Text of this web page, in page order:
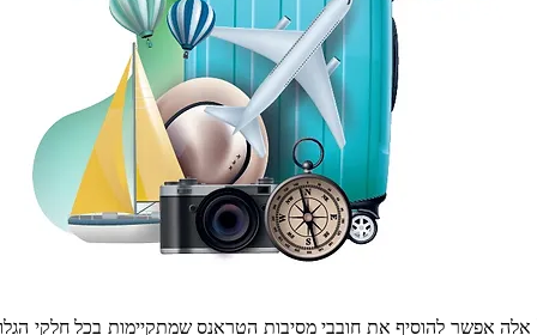
אלה אפשר להוסיף את חובבי מסיבות הטראנס שמתקיימות בכל חלקי